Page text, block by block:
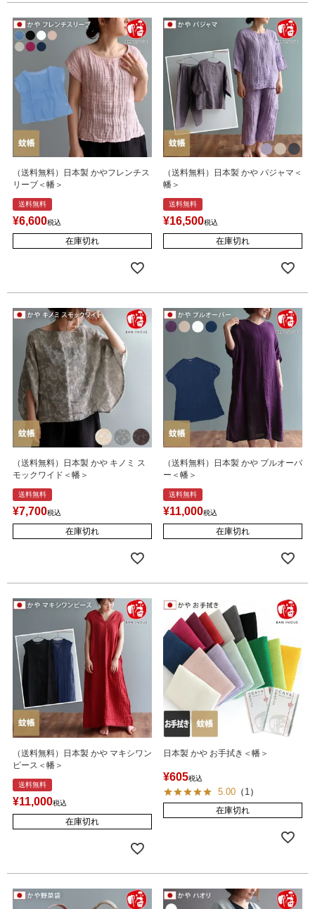
（送料無料）日本製 かやフレンチス
リーブ＜幡＞
送料無料
¥6,600税込
在庫切れ
（送料無料）日本製 かや パジャマ＜
幡＞
送料無料
¥16,500税込
在庫切れ
（送料無料）日本製 かや キノミ ス
モックワイド＜幡＞
送料無料
¥7,700税込
在庫切れ
（送料無料）日本製 かや プルオーバ
ー＜幡＞
送料無料
¥11,000税込
在庫切れ
（送料無料）日本製 かや マキシワン
ピース＜幡＞
送料無料
¥11,000税込
在庫切れ
日本製 かや お手拭き＜幡＞
¥605税込
5.00 （ 1）
在庫切れ